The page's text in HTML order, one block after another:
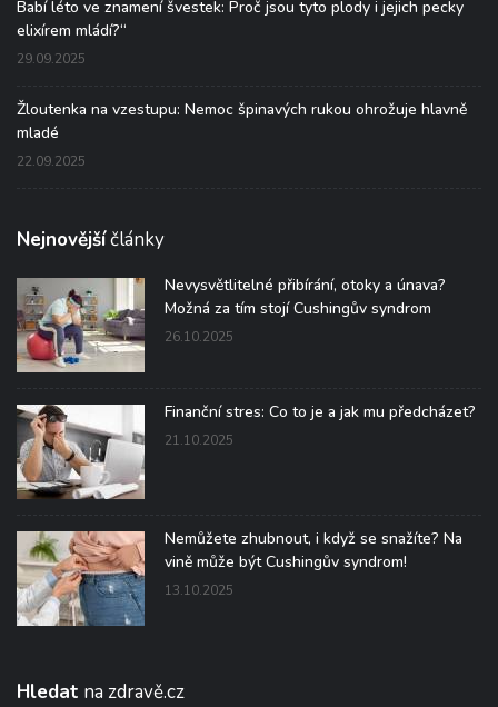
Babí léto ve znamení švestek: Proč jsou tyto plody i jejich pecky
elixírem mládí?“
29.09.2025
Žloutenka na vzestupu: Nemoc špinavých rukou ohrožuje hlavně
mladé
22.09.2025
Nejnovějšíčlánky
Nevysvětlitelné přibírání, otoky a únava?
Možná za tím stojí Cushingův syndrom
26.10.2025
Finanční stres: Co to je a jak mu předcházet?
21.10.2025
Nemůžete zhubnout, i když se snažíte? Na
vině může být Cushingův syndrom!
13.10.2025
Hledat na zdravě.cz